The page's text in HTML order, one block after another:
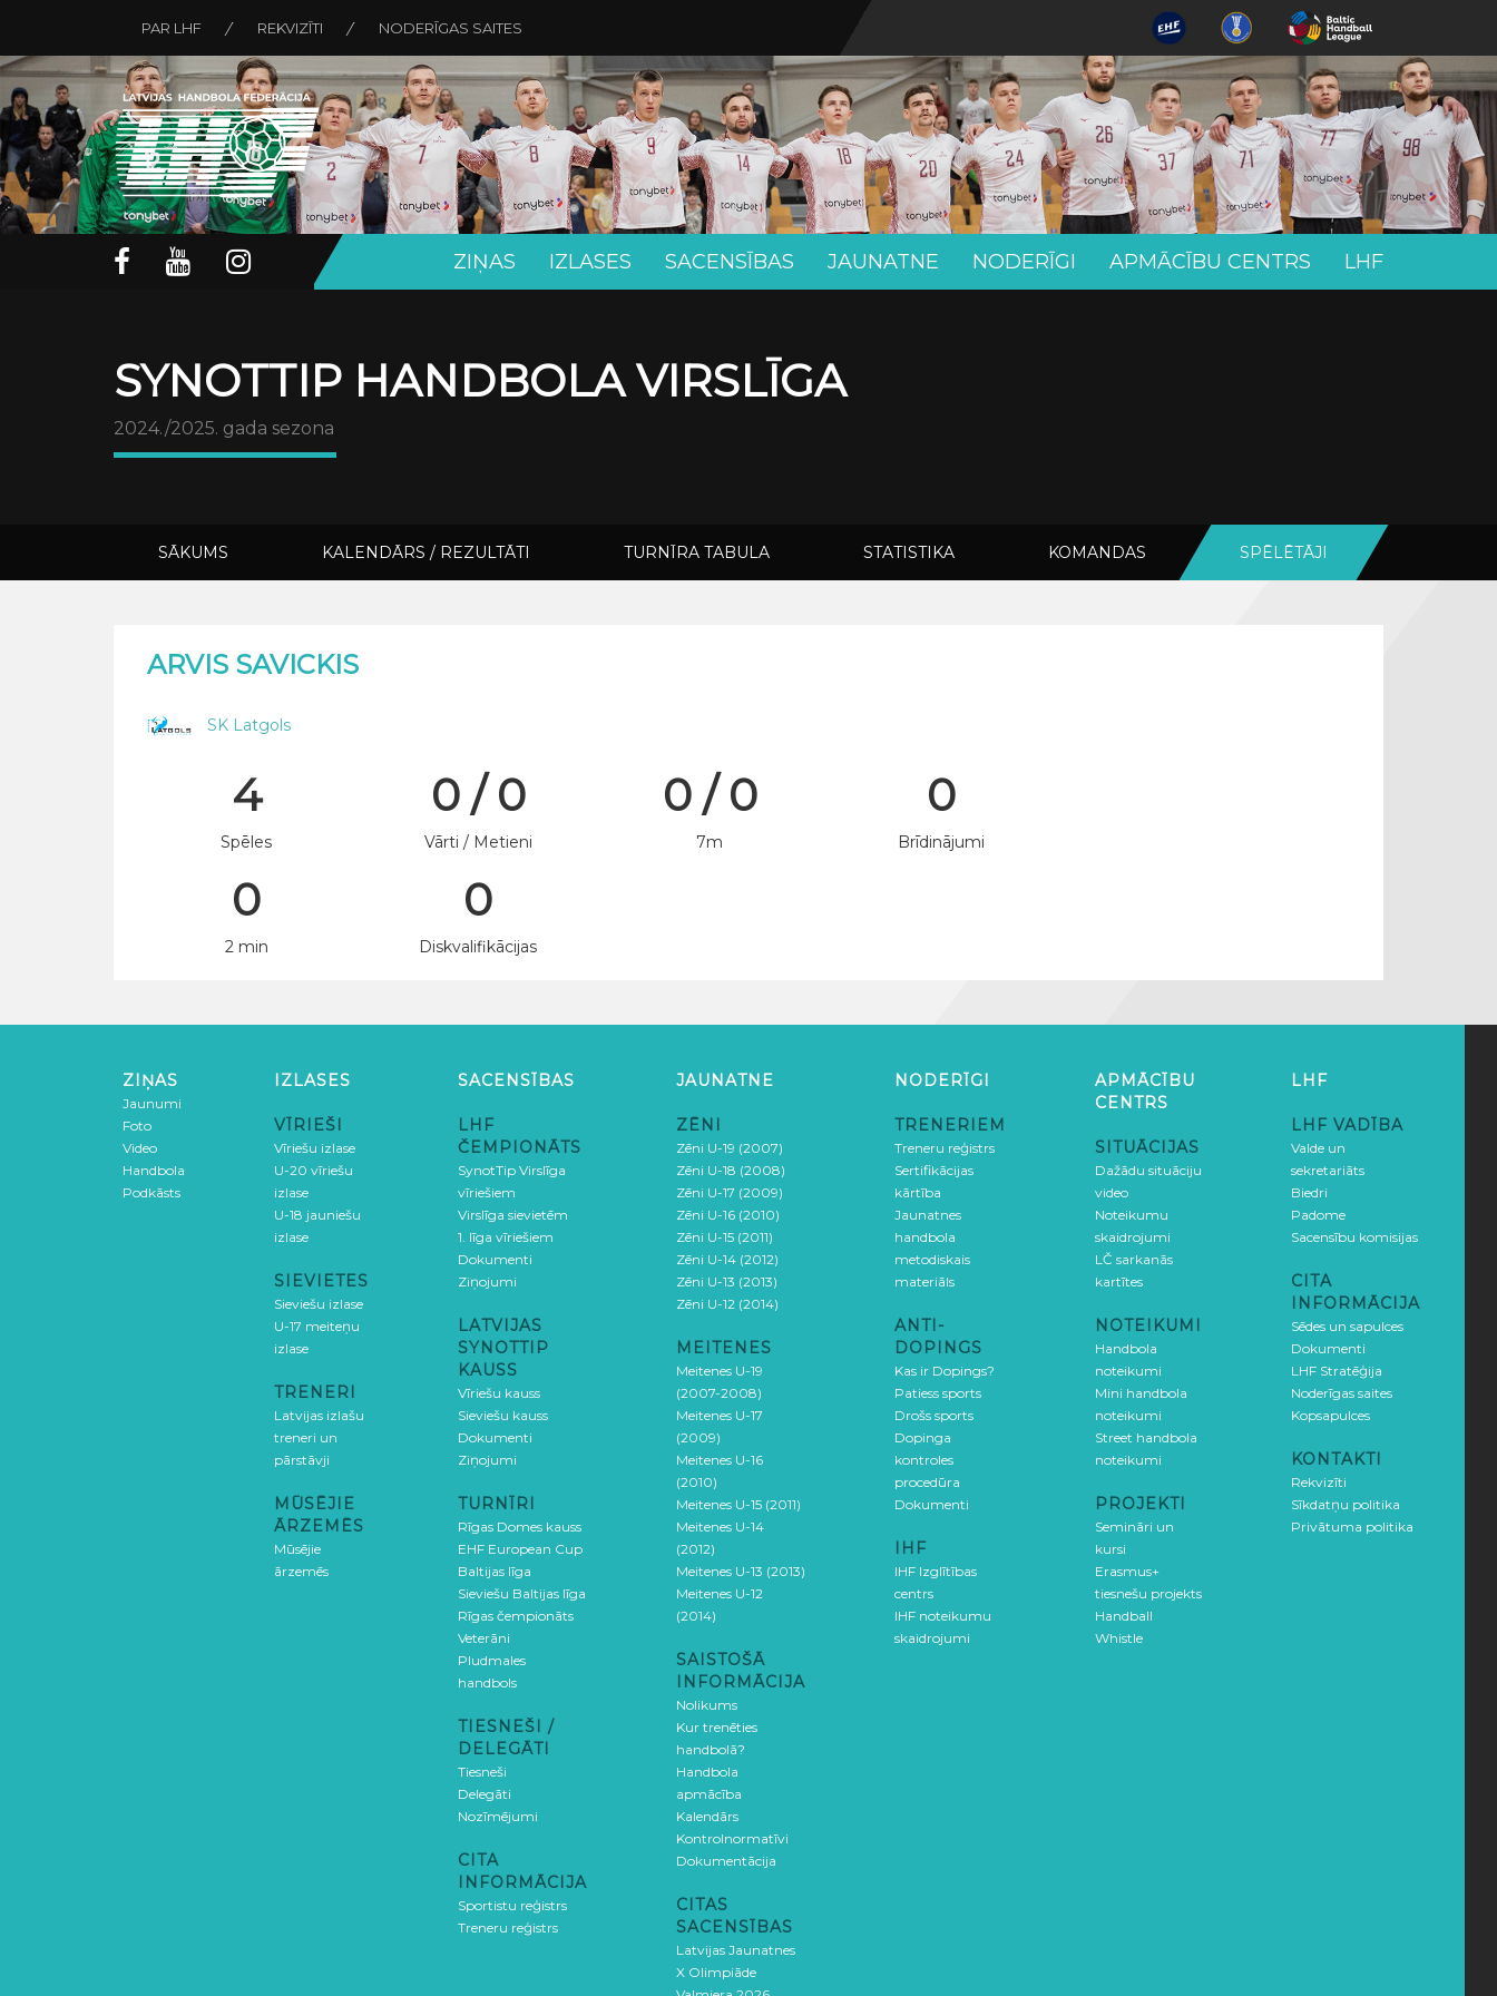
PAR LHF REKVIZĪTI NODERĪGAS SAITES
ZIŅAS IZLASES SACENSĪBAS JAUNATNE NODERĪGI APMĀCĪBU CENTRS LHF
SYNOTTIP HANDBOLA VIRSLĪGA
2024./2025. gada sezona
SĀKUMS KALENDĀRS / REZULTĀTI TURNĪRA TABULA STATISTIKA KOMANDAS SPĒLĒTĀJI
ARVIS SAVICKIS
SK Latgols
4
Spēles
0 / 0
Vārti / Metieni
0 / 0
7m
0
Brīdinājumi
0
2 min
0
Diskvalifikācijas
ZIŅAS
Jaunumi
Foto
Video
Handbola
Podkāsts
IZLASES
VĪRIEŠI
Vīriešu izlase
U-20 vīriešu
izlase
U-18 jauniešu
izlase
SIEVIETES
Sieviešu izlase
U-17 meiteņu
izlase
TRENERI
Latvijas izlašu
treneri un
pārstāvji
MŪSĒJIE
ĀRZEMĒS
Mūsējie
ārzemēs
SACENSĪBAS
LHF
ČEMPIONĀTS
SynotTip Virslīga
vīriešiem
Virslīga sievietēm
1. līga vīriešiem
Dokumenti
Ziņojumi
LATVIJAS
SYNOTTIP
KAUSS
Vīriešu kauss
Sieviešu kauss
Dokumenti
Ziņojumi
TURNĪRI
Rīgas Domes kauss
EHF European Cup
Baltijas līga
Sieviešu Baltijas līga
Rīgas čempionāts
Veterāni
Pludmales
handbols
TIESNEŠI /
DELEGĀTI
Tiesneši
Delegāti
Nozīmējumi
CITA
INFORMĀCIJA
Sportistu reģistrs
Treneru reģistrs
JAUNATNE
ZĒNI
Zēni U-19 (2007)
Zēni U-18 (2008)
Zēni U-17 (2009)
Zēni U-16 (2010)
Zēni U-15 (2011)
Zēni U-14 (2012)
Zēni U-13 (2013)
Zēni U-12 (2014)
MEITENES
Meitenes U-19
(2007-2008)
Meitenes U-17
(2009)
Meitenes U-16
(2010)
Meitenes U-15 (2011)
Meitenes U-14
(2012)
Meitenes U-13 (2013)
Meitenes U-12
(2014)
SAISTOŠĀ
INFORMĀCIJA
Nolikums
Kur trenēties
handbolā?
Handbola
apmācība
Kalendārs
Kontrolnormatīvi
Dokumentācija
CITAS
SACENSĪBAS
Latvijas Jaunatnes
X Olimpiāde
NODERĪGI
TRENERIEM
Treneru reģistrs
Sertifikācijas
kārtība
Jaunatnes
handbola
metodiskais
materiāls
ANTI-
DOPINGS
Kas ir Dopings?
Patiess sports
Drošs sports
Dopinga
kontroles
procedūra
Dokumenti
IHF
IHF Izglītības
centrs
IHF noteikumu
skaidrojumi
APMĀCĪBU
CENTRS
SITUĀCIJAS
Dažādu situāciju
video
Noteikumu
skaidrojumi
LČ sarkanās
kartītes
NOTEIKUMI
Handbola
noteikumi
Mini handbola
noteikumi
Street handbola
noteikumi
PROJEKTI
Semināri un
kursi
Erasmus+
tiesnešu projekts
Handball
Whistle
LHF
LHF VADĪBA
Valde un
sekretariāts
Biedri
Padome
Sacensību komisijas
CITA
INFORMĀCIJA
Sēdes un sapulces
Dokumenti
LHF Stratēģija
Noderīgas saites
Kopsapulces
KONTAKTI
Rekvizīti
Sīkdatņu politika
Privātuma politika